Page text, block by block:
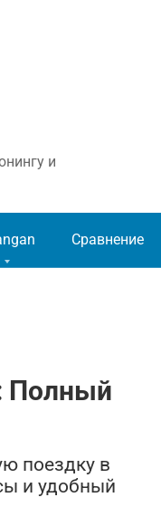
и
Сравнение
Полный
поездку в
и удобный